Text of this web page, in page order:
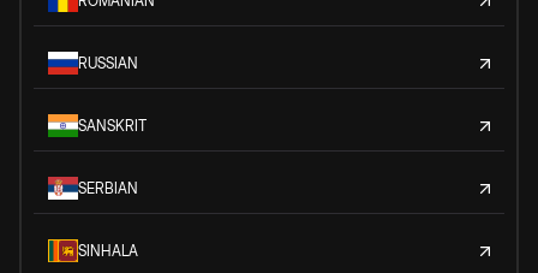
RUSSIAN
SANSKRIT
SERBIAN
SINHALA